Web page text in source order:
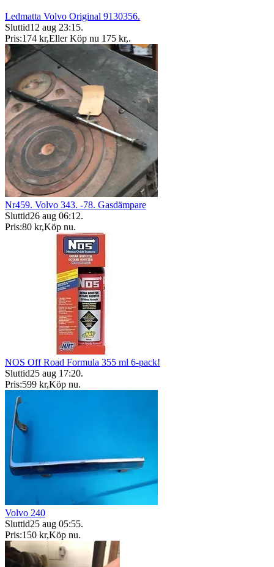
Ledmatta Volvo Original 9130356.
Sluttid12 aug 23:15.
Pris:174 kr,Eller Köp nu 175 kr,.
Nr459. Volvo 343. -78. Gasdämpare
Sluttid26 aug 06:12.
Pris:80 kr,Köp nu.
NOS Off Road Formula 355 ml 6-pack!
Sluttid25 aug 17:20.
Pris:599 kr,Köp nu.
Volvo 240
Sluttid25 aug 05:55.
Pris:150 kr,Köp nu.